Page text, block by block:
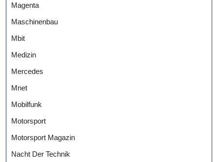
Magenta
Maschinenbau
Mbit
Medizin
Mercedes
Mnet
Mobilfunk
Motorsport
Motorsport Magazin
Nacht Der Technik